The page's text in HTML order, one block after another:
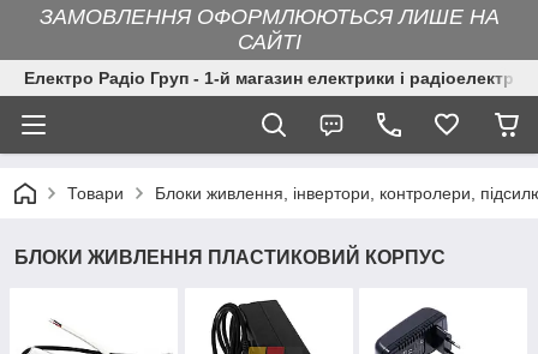
ЗАМОВЛЕННЯ ОФОРМЛЮЮТЬСЯ ЛИШЕ НА
САЙТІ
Електро Радіо Груп - 1-й магазин електрики і
Товари Блоки живлення, інвертори, контролери,
БЛОКИ ЖИВЛЕННЯ ПЛАСТИКОВИЙ КОРПУС